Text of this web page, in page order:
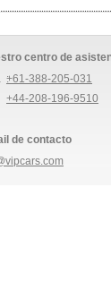
centro de
:+61-388-205-031
+44-208-196-9510
de contacto